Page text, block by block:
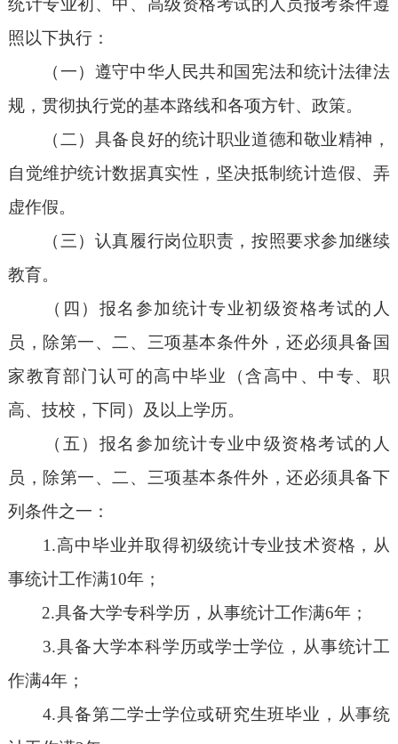
统计专业初、中、高级资格考试的人员报考条件遵
照以下执行：
（一）遵守中华人民共和国宪法和统计法律法
规，贯彻执行党的基本路线和各项方针、政策。
（二）具备良好的统计职业道德和敬业精神，
自觉维护统计数据真实性，坚决抵制统计造假、弄
虚作假。
（三）认真履行岗位职责，按照要求参加继续
教育。
（四）报名参加统计专业初级资格考试的人
员，除第一、二、三项基本条件外，还必须具备国
家教育部门认可的高中毕业（含高中、中专、职
高、技校，下同）及以上学历。
（五）报名参加统计专业中级资格考试的人
员，除第一、二、三项基本条件外，还必须具备下
列条件之一：
1.高中毕业并取得初级统计专业技术资格，从
事统计工作满10年；
2.具备大学专科学历，从事统计工作满6年；
3.具备大学本科学历或学士学位，从事统计工
作满4年；
4.具备第二学士学位或研究生班毕业，从事统